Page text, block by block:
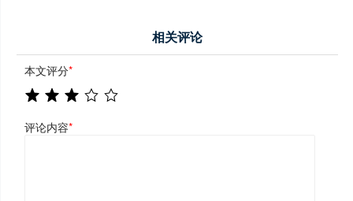
相关评论
本文评分*
评论内容*